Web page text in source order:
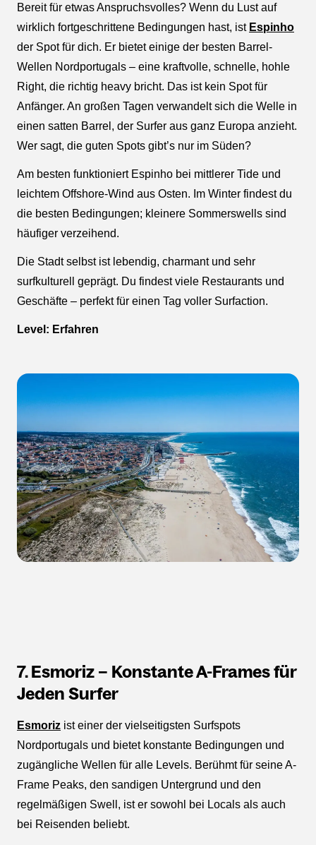
Bereit für etwas Anspruchsvolles? Wenn du Lust auf
wirklich fortgeschrittene Bedingungen hast, ist Espinho
der Spot für dich. Er bietet einige der besten Barrel-
Wellen Nordportugals – eine kraftvolle, schnelle, hohle
Right, die richtig heavy bricht. Das ist kein Spot für
Anfänger. An großen Tagen verwandelt sich die Welle in
einen satten Barrel, der Surfer aus ganz Europa anzieht.
Wer sagt, die guten Spots gibt’s nur im Süden?
Am besten funktioniert Espinho bei mittlerer Tide und
leichtem Offshore-Wind aus Osten. Im Winter findest du
die besten Bedingungen; kleinere Sommerswells sind
häufiger verzeihend.
Die Stadt selbst ist lebendig, charmant und sehr
surfkulturell geprägt. Du findest viele Restaurants und
Geschäfte – perfekt für einen Tag voller Surfaction.
Level: Erfahren
7. Esmoriz – Konstante A-Frames für
Jeden Surfer
Esmoriz ist einer der vielseitigsten Surfspots
Nordportugals und bietet konstante Bedingungen und
zugängliche Wellen für alle Levels. Berühmt für seine A-
Frame Peaks, den sandigen Untergrund und den
regelmäßigen Swell, ist er sowohl bei Locals als auch
bei Reisenden beliebt.